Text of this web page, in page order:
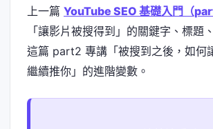
上一篇 YouTube SEO 基礎入門（
「讓影片被搜得到」的關鍵字、標題
這篇 part2 專講「被搜到之後，如何
繼續推你」的進階變數。